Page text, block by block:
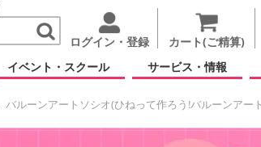
ログイン・登録 カート(ご精算)
イベント・スクール サービス・情報
バルーンアートソシオ(ひねって作ろう!バルーンアー